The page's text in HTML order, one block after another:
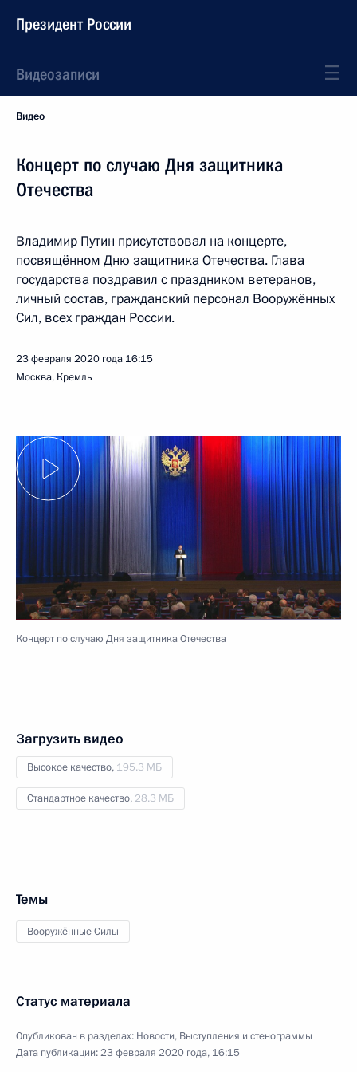
Президент России
Видеозаписи
Видео
Концерт по случаю Дня защитника
Отечества
Владимир Путин присутствовал на концерте,
посвящённом Дню защитника Отечества. Глава
государства поздравил с праздником ветеранов,
личный состав, гражданский персонал Вооружённых
Сил, всех граждан России.
23 февраля 2020 года 16:15
Москва, Кремль
Концерт по случаю Дня защитника Отечества
Загрузить видео
Высокое качество, 195.3 МБ
Стандартное качество, 28.3 МБ
Темы
Вооружённые Силы
Статус материала
Опубликован в разделах: Новости, Выступления и стенограммы
Дата публикации:23 февраля 2020 года, 16:15